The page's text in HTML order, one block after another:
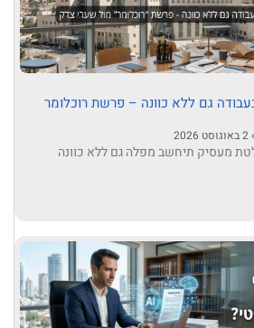
גם ללא כוונה – פרשת רוכלומר
מעסיק תיחשב מפלה גם ללא כוונה